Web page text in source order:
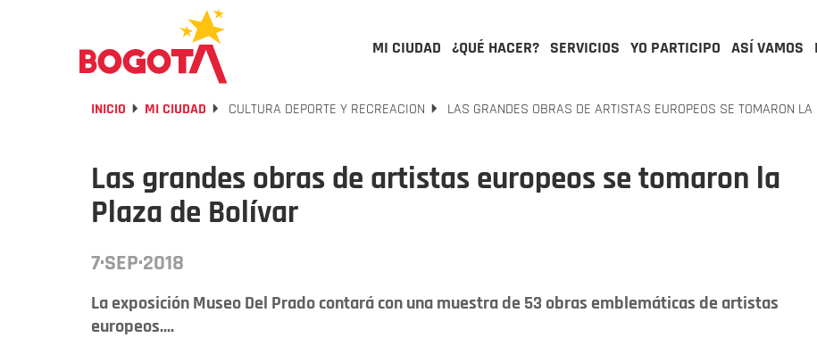
MI CIUDAD ¿QUÉ HACER? SERVICIOS YO PARTICIPO ASÍ VAMOS
INICIO MI CIUDAD CULTURA DEPORTE Y RECREACION LAS GRANDES OBRAS DE ARTISTAS EUROPEOS SE TOMARON
Las grandes obras de artistas europeos se tomaron la
Plaza de Bolívar
7·SEP·2018
La exposición Museo Del Prado contará con una muestra de 53 obras emblemáticas de artistas
europeos....